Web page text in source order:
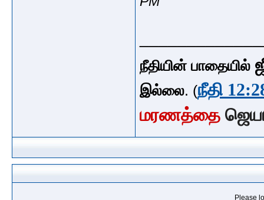
நீதியின் பாதையில்
இல்லை. (நீதி
மரணத்தை
Please